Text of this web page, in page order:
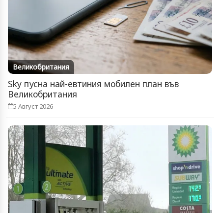
Великобритания
Sky пусна най-евтиния мобилен план във
Великобритания
5 Август 2026